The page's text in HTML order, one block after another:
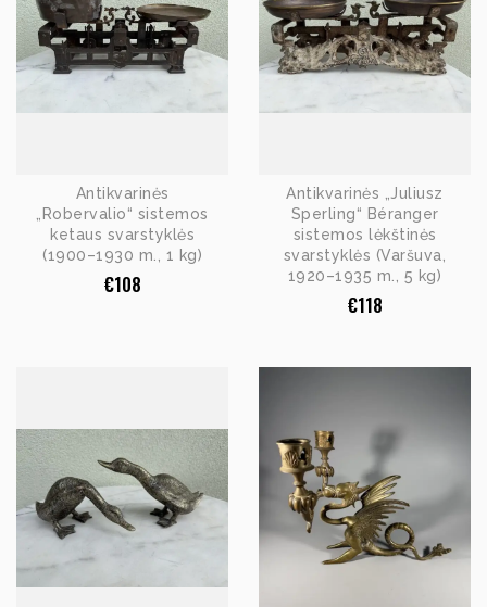
Antikvarinės
„Robervalio“ sistemos
ketaus svarstyklės
(1900–1930 m., 1 kg)
€108
Antikvarinės „Juliusz
Sperling“ Béranger
sistemos lėkštinės
svarstyklės (Varšuva,
1920–1935 m., 5 kg)
€118